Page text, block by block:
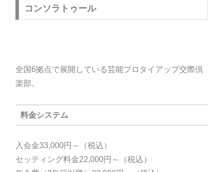
コンソラトゥール
全国6拠点で展開している芸能プロタイアップ交際倶
楽部。
料金システム
入会金33,000円～（税込）
セッティング料金22,000円～（税込）